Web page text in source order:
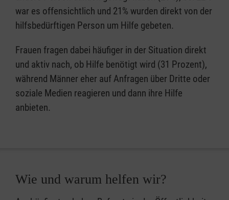
war es offensichtlich und 21% wurden direkt von der
hilfsbedürftigen Person um Hilfe gebeten.
Frauen fragen dabei häufiger in der Situation direkt
und aktiv nach, ob Hilfe benötigt wird (31 Prozent),
während Männer eher auf Anfragen über Dritte oder
soziale Medien reagieren und dann ihre Hilfe
anbieten.
Wie und warum helfen wir?